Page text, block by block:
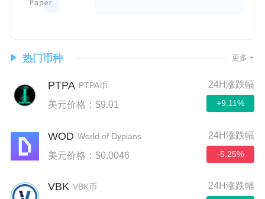
热门币种 更多 +
PTPA PTPA币
美元价格：$9.01
24H涨跌幅
+9.11%
WOD World of Dypians
美元价格：$0.0046
24H涨跌幅
-5.25%
VBK VBK币 24H涨跌幅